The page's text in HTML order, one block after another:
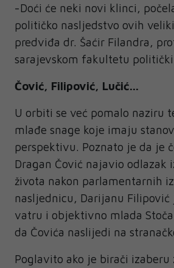
-Doći će neki novi klinci,
političko nasljedstvo ovih
predviđa dr. Šaćir Filandra,
sarajevskom fakultetu
Čović, Filipović, Lučić…
U orbiti se već pomalo naziru
mlađe snage koje imaju
perspektivu. Poznato je da je
Dragan Čović najavio odlazak
života nakon parlamentarnih
nasljednicu, Darijanu Filipović
vatru i objektivno mlada
da Čovića naslijedi na
Poglavito ako je birači izaberu